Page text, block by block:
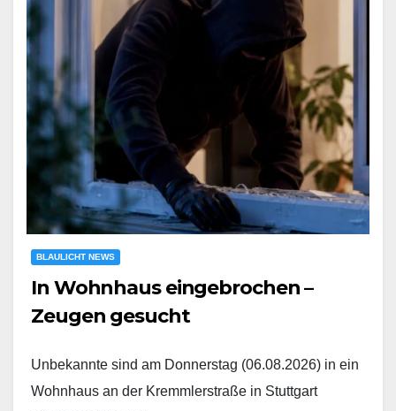
BLAULICHT NEWS
In Wohnhaus eingebrochen –
Zeugen gesucht
Unbekannte sind am Donnerstag (06.08.2026) in ein
Wohnhaus an der Kremmlerstraße in Stuttgart